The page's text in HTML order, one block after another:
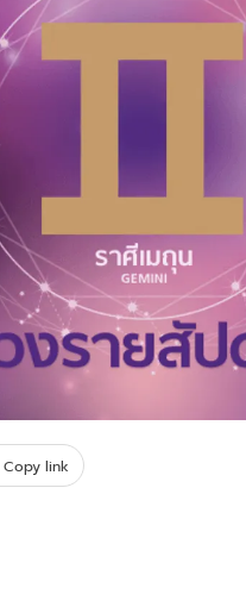
ไทย) จำกัด
Copy link